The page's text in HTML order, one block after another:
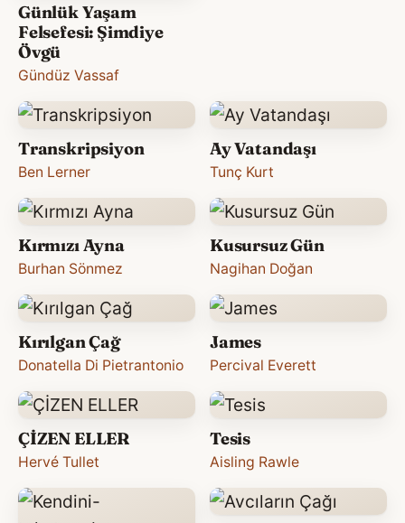
Günlük Yaşam
Felsefesi: Şimdiye
Övgü
Gündüz Vassaf
Transkripsiyon
Ben Lerner
Ay Vatandaşı
Tunç Kurt
Kırmızı Ayna
Burhan Sönmez
Kusursuz Gün
Nagihan Doğan
Kırılgan Çağ
Donatella Di Pietrantonio
James
Percival Everett
ÇİZEN ELLER
Hervé Tullet
Tesis
Aisling Rawle